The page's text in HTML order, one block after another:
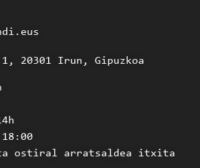
20301 Irun, Gipuzkoa
ostiral arratsaldea itxita